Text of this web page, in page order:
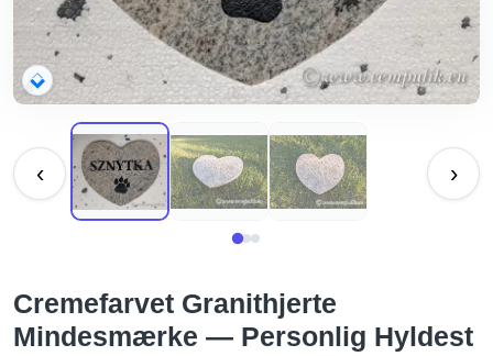
‹ ›
Cremefarvet Granithjerte
Mindesmærke — Personlig Hyldest